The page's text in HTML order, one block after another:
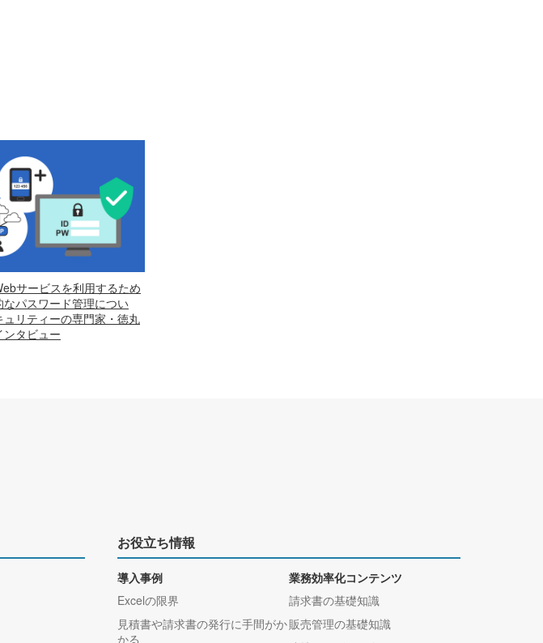
サービスを利用するため
なパスワード管理につい
ュリティーの専門家・徳丸
ンタビュー
お役立ち情報
導入事例
Excelの限界
見積書や請求書の発行に手間がか
かる
業務効率化コンテンツ
請求書の基礎知識
販売管理の基礎知識